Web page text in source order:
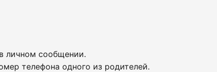
в личном сообщении.
телефона одного из родителей.